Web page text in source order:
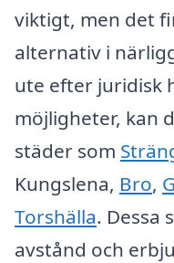
viktigt, men det
alternativ i
ute efter juridisk
möjligheter, kan
städer som
Kungslena, Bro,
Torshälla. Dessa
avstånd och